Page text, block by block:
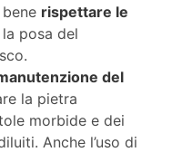
rispettare le
posa del
del
la pietra
morbide e dei
Anche l’uso di